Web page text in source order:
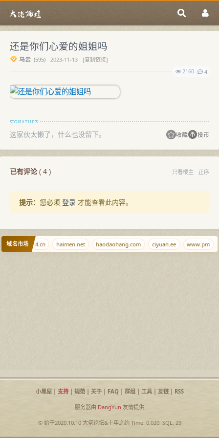
还是你们心爱的姐姐吗
马云 (595) 2023-11-13
[复制链接]
2160
4
这家伙太懒了，什么也没留下。 收藏 投币
已有评论( 4 ) 只看楼主 正序
提示： 您必须 登录 才能查看此内容。
域名市场714.cn haimen.net haodaohang.com ciyuan.ee www.pm
小黑屋| 支持| 规范| 关于| FAQ| 群组| 工具| 友链| RSS
服务器由 DangYun 友情提供
© 始于2020.10.10 大佬论坛&十年之约Time: 0.020, SQL: 29